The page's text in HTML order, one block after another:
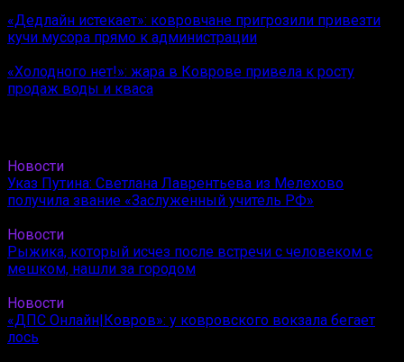
«Дедлайн истекает»: ковровчане пригрозили привезти
кучи мусора прямо к администрации
«Холодного нет!»: жара в Коврове привела к росту
продаж воды и кваса
Новости
Указ Путина: Светлана Лаврентьева из Мелехово
получила звание «Заслуженный учитель РФ»
Новости
Рыжика, который исчез после встречи с человеком с
мешком, нашли за городом
Новости
«ДПС Онлайн|Ковров»: у ковровского вокзала бегает
лось